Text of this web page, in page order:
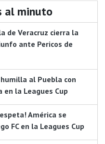
al minuto
de Veracruz cierra la
ante Pericos de
al Puebla con
la Leagues Cup
América se
FC en la Leagues Cup